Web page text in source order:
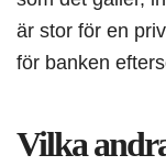
är stor för en
för banken
Vilka